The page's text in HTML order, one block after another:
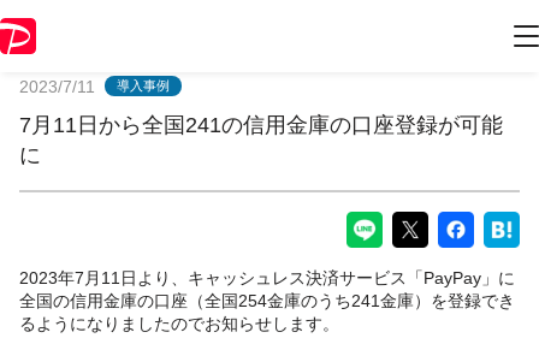
2023/7/11 導入事例
7月11日から全国241の信用金庫の口座登録が可能
に
2023年7月11日より、キャッシュレス決済サービス「PayPay」に
全国の信用金庫の口座（全国254金庫のうち241金庫）を登録でき
るようになりましたのでお知らせします。